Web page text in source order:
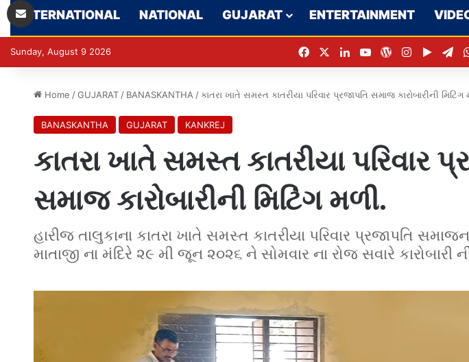
INTERNATIONAL NATIONAL GUJARAT ENTERTAINMENT
Sunday, August 9 2026 FacebookLinkedInYouTubeWordPress
Instagram
Home / GUJARAT / BANASKANTHA / કાતરા ખાતે સમસ્ત કાતરીયા પરિવાર પ્રજાપતિ સમાજ કારોબારીની મિટિંગ
BANASKANTHA GUJARAT KANKREJ
કાતરા ખાતે સમસ્ત કાતરીયા પરિવાર
સમાજ કારોબારીની મિટિંગ મળી.
હારીજ તાલુકાના કાતરા ખાતે સમસ્ત કાતરીયા પરિવાર પ્રજાપતિ
માતાજી ના મંદિરે ૨૯ મી જૂન ૨૦૨૬ ને સોમવાર ના રોજ સવારે કારોબારી